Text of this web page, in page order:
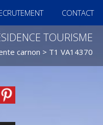
CONTACT
TOURISME
carnon > T1 VA14370